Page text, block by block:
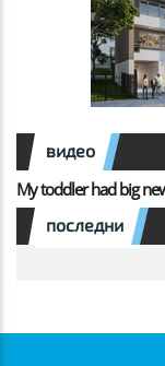
видео
My toddler had big
последни